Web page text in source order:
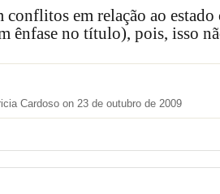
conflitos em relação ao
ênfase no título), pois, isso
Cardoso on 23 de outubro de 2009